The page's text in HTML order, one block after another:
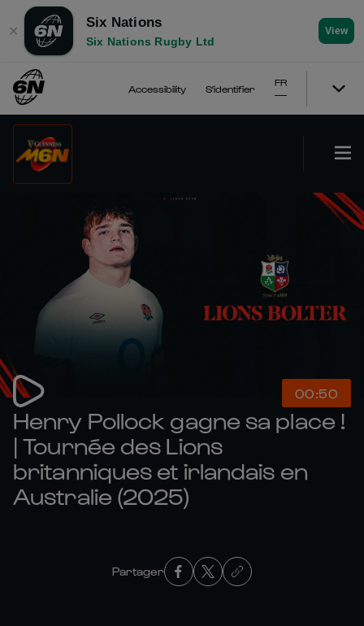
✕
Six Nations
Six Nations Rugby Ltd
View
Accessibility S'identifier
FR
00:50
Henry Pollock gagne sa place !
| Tournée des Lions
britanniques et irlandais en
Australie (2025)
Partager